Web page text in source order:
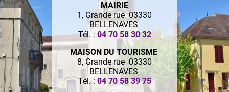
MAIRIE
1, Grande rue 03330
BELLENAVES
Tél. : 04 70 58 30 32
MAISON DU TOURISME
8, Grande rue 03330
BELLENAVES
Tél. : 04 70 58 39 75